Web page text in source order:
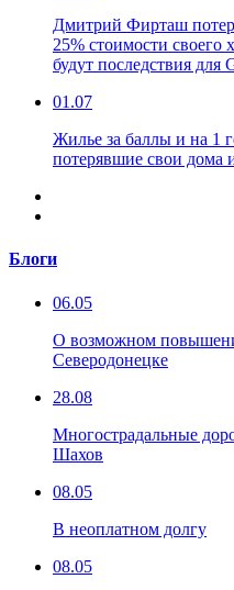
Дмитрий Фирташ
25% стоимости своего
будут последствия для
01.07
Жилье за баллы и на 1
потерявшие свои дома
Блоги
06.05
О возможном
Северодонецке
28.08
Многострадальные
Шахов
08.05
В неоплатном долгу
08.05